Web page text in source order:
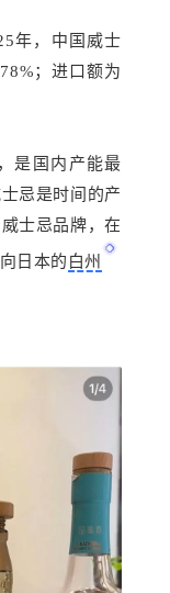
年，中国威士
；进口额为
是国内产能最
忌是时间的产
士忌品牌，在
日本的 白州